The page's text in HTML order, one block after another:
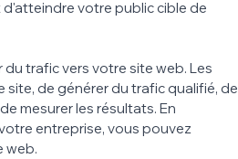
votre public cible de
trafic vers votre site web. Les
de générer du trafic qualifié, de
mesurer les résultats. En
entreprise, vous pouvez
web.